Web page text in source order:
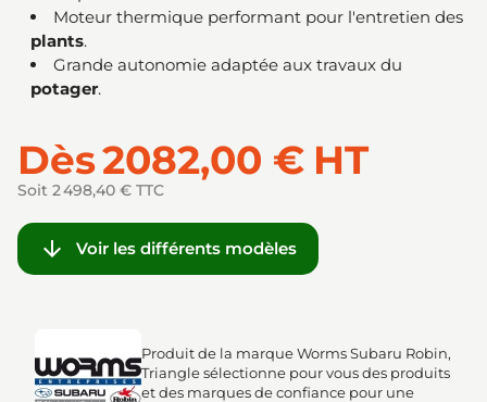
Moteur thermique performant pour l'entretien des
plants.
Grande autonomie adaptée aux travaux du
potager.
Dès2082,00 € HT
Soit 2 498,40 € TTC
 Voir les différents modèles
Produit de la marque Worms Subaru Robin,
Triangle sélectionne pour vous des produits
et des marques de confiance pour une